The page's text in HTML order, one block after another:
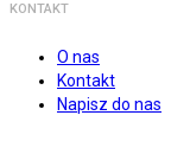
KONTAKT
O nas
Kontakt
Napisz do nas